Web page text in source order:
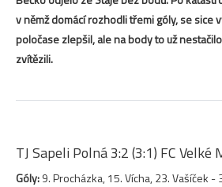
v němž domácí rozhodli třemi góly, se sice
poločase zlepšil, ale na body to už
zvítězili.
TJ Sapeli Polná 3:2 (3:1) FC Velké
Góly:9. Procházka, 15. Vícha, 23. Vašíček -